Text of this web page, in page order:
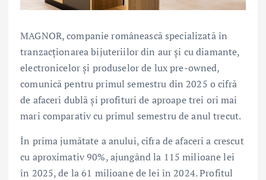
MAGNOR, companie românească specializată în
tranzacționarea bijuteriilor din aur și cu diamante,
electronicelor și produselor de lux pre-owned,
comunică pentru primul semestru din 2025 o cifră
de afaceri dublă și profituri de aproape trei ori mai
mari comparativ cu primul semestru de anul trecut.
În prima jumătate a anului, cifra de afaceri a crescut
cu aproximativ 90%, ajungând la 115 milioane lei
în 2025, de la 61 milioane de lei în 2024. Profitul